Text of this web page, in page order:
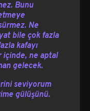
Bunu
Ne
bile çok fazla
kafayı
içinde, ne aptal
gelecek.
seviyorum
gülüşünü.